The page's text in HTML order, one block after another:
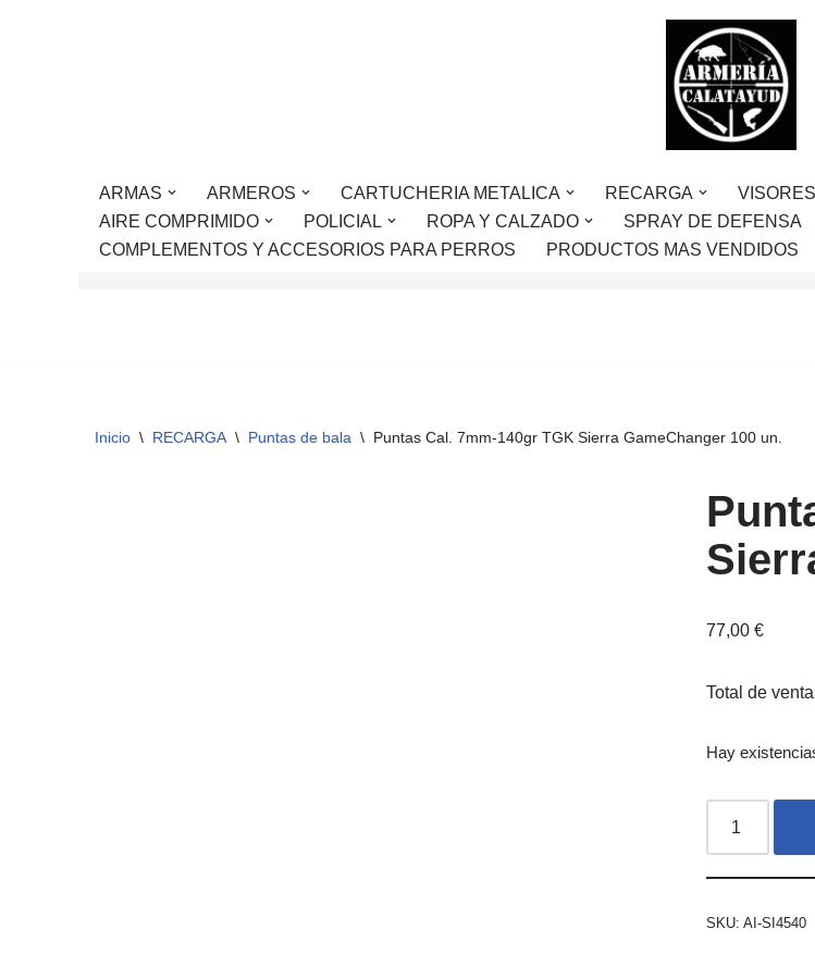
ARMAS ARMEROS CARTUCHERIA METALICA RECARGA
AIRE COMPRIMIDO
POLICIAL ROPA Y CALZADO SPRAY DE DEFENSA
COMPLEMENTOS Y ACCESORIOS PARA PERROS
PRODUCTOS MAS VENDIDOS
Inicio \ RECARGA \ Puntas de bala \ Puntas Cal. 7mm-140gr TGK Sierra GameChanger 100 un.
77,00 €
Total de
Hay
SKU: AI-SI4540